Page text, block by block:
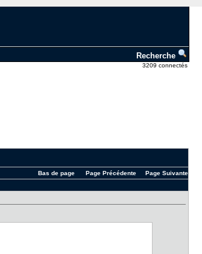
Recherche
3209 connectés
Page Suivante
Page Précédente
Bas de page